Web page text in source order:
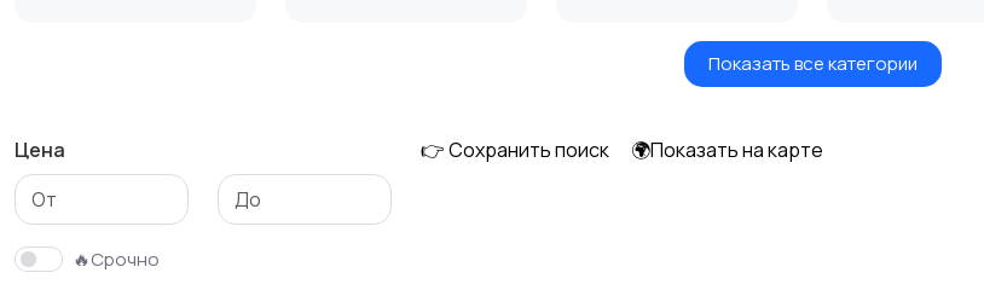
Аренда дома
Коммерческая
Гаражи и
машиноместа
Показать все категории
Цена
🔥Срочно
👉 Сохранить поиск 🌍Показать на карте